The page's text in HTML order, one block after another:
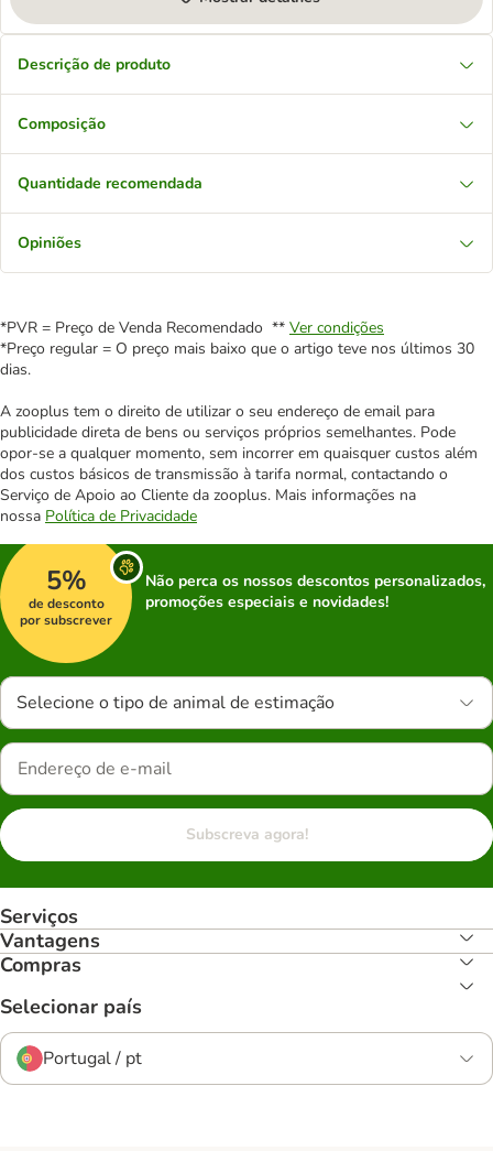
Descrição de produto
Composição
Quantidade recomendada
Opiniões
*PVR = Preço de Venda Recomendado ** Ver condições
*Preço regular = O preço mais baixo que o artigo teve nos últimos 30
dias.
A zooplus tem o direito de utilizar o seu endereço de email para
publicidade direta de bens ou serviços próprios semelhantes. Pode
opor-se a qualquer momento, sem incorrer em quaisquer custos além
dos custos básicos de transmissão à tarifa normal, contactando o
Serviço de Apoio ao Cliente da zooplus. Mais informações na
nossa Política de Privacidade
5%
de desconto
por subscrever
Não perca os nossos descontos personalizados,
promoções especiais e novidades!
Selecione o tipo de animal de estimação
Subscreva agora!
Serviços
Vantagens
Compras
Selecionar país
Portugal / pt